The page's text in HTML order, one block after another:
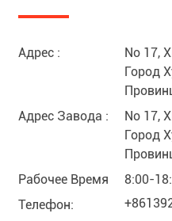
Адрес :
No 17,
Город
Адрес Завода :
No 17,
Город
Рабочее Время
8:00-
Телефон: